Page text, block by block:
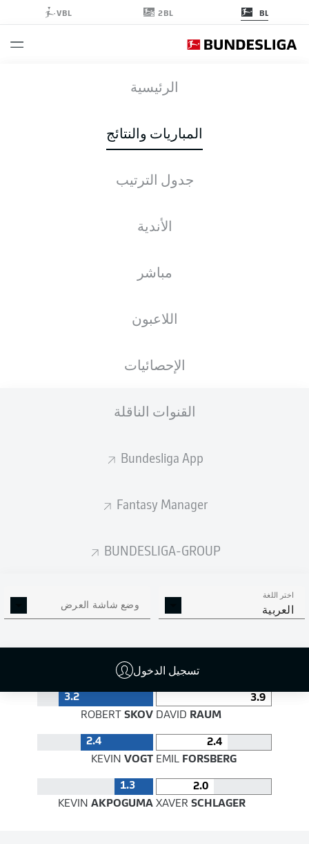
BL
2BL
VBL
الرئيسية
المباريات والنتائج
جدول الترتيب
الأندية
مباشر
اللاعبون
الإحصائيات
القنوات الناقلة
Bundesliga App
Fantasy Manager
BUNDESLIGA-GROUP
اختر اللغة
العربية وضع شاشة العرض
تسجيل الدخول
3
1
الأخبار التشكيلات الإحصائيات
1.41
505
87 % الدقة 85 %
جودة التمرير
3.9
3.2
DAVID RAUM
ROBERT SKOV
2.4
2.4
EMILFORSBERG
KEVIN VOGT
2.0
1.3
XAVER SCHLAGER
KEVIN AKPOGUMA